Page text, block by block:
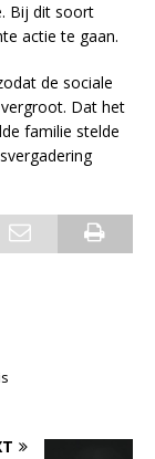
Bij dit soort
actie te gaan.
de sociale
Dat het
familie stelde